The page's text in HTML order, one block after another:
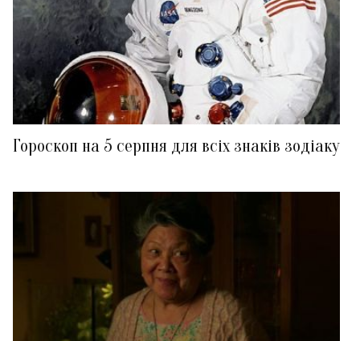
Гороскоп на 5 серпня для всіх знаків зодіаку